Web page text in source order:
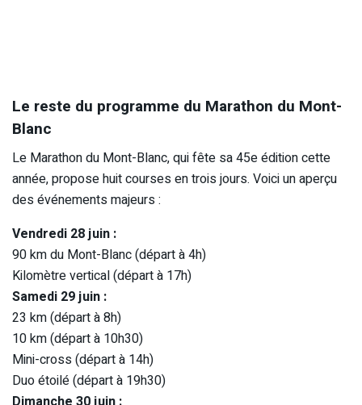
Le reste du programme du Marathon du Mont-
Blanc
Le Marathon du Mont-Blanc, qui fête sa 45e édition cette
année, propose huit courses en trois jours. Voici un aperçu
des événements majeurs :
Vendredi 28 juin :
90 km du Mont-Blanc (départ à 4h)
Kilomètre vertical (départ à 17h)
Samedi 29 juin :
23 km (départ à 8h)
10 km (départ à 10h30)
Mini-cross (départ à 14h)
Duo étoilé (départ à 19h30)